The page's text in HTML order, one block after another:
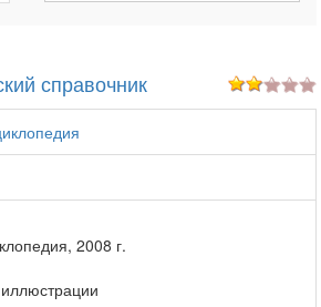
справочник
2008 г.